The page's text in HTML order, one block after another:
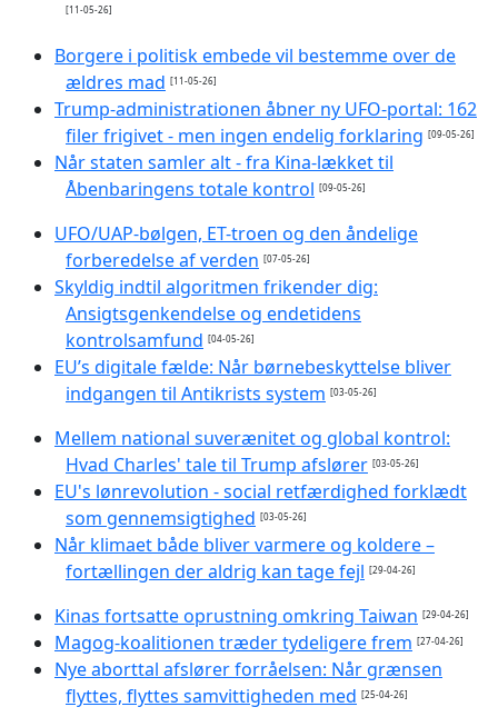
[11-05-26]
Borgere i politisk embede vil bestemme over de
ældres mad [11-05-26]
Trump-administrationen åbner ny UFO-portal: 162
filer frigivet - men ingen endelig forklaring [09-05-26]
Når staten samler alt - fra Kina-lækket til
Åbenbaringens totale kontrol [09-05-26]
UFO/UAP-bølgen, ET-troen og den åndelige
forberedelse af verden [07-05-26]
Skyldig indtil algoritmen frikender dig:
Ansigtsgenkendelse og endetidens
kontrolsamfund [04-05-26]
EU’s digitale fælde: Når børnebeskyttelse bliver
indgangen til Antikrists system [03-05-26]
Mellem national suverænitet og global kontrol:
Hvad Charles' tale til Trump afslører [03-05-26]
EU's lønrevolution - social retfærdighed forklædt
som gennemsigtighed [03-05-26]
Når klimaet både bliver varmere og koldere –
fortællingen der aldrig kan tage fejl [29-04-26]
Kinas fortsatte oprustning omkring Taiwan [29-04-26]
Magog-koalitionen træder tydeligere frem [27-04-26]
Nye aborttal afslører forråelsen: Når grænsen
flyttes, flyttes samvittigheden med [25-04-26]